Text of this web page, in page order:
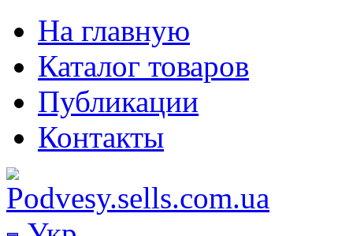
На главную
Каталог товаров
Публикации
Контакты